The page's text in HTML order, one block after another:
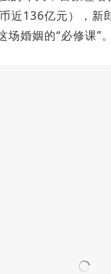
近136亿元），
婚姻的“必修课”。